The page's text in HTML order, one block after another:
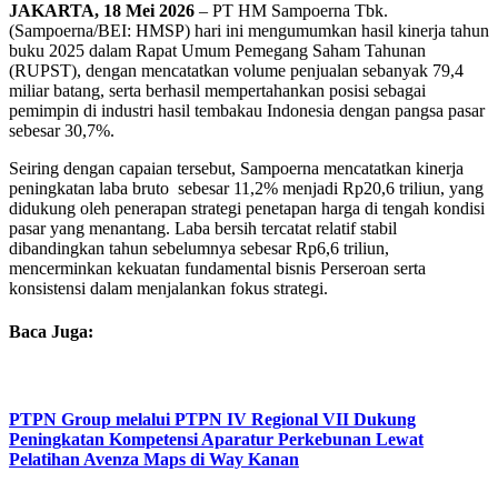
JAKARTA, 18 Mei 2026 – PT HM Sampoerna Tbk.
(Sampoerna/BEI: HMSP) hari ini mengumumkan hasil kinerja tahun
buku 2025 dalam Rapat Umum Pemegang Saham Tahunan
(RUPST), dengan mencatatkan volume penjualan sebanyak 79,4
miliar batang, serta berhasil mempertahankan posisi sebagai
pemimpin di industri hasil tembakau Indonesia dengan pangsa pasar
sebesar 30,7%.
Seiring dengan capaian tersebut, Sampoerna mencatatkan kinerja
peningkatan laba bruto sebesar 11,2% menjadi Rp20,6 triliun, yang
didukung oleh penerapan strategi penetapan harga di tengah kondisi
pasar yang menantang. Laba bersih tercatat relatif stabil
dibandingkan tahun sebelumnya sebesar Rp6,6 triliun,
mencerminkan kekuatan fundamental bisnis Perseroan serta
konsistensi dalam menjalankan fokus strategi.
Baca Juga:
PTPN Group melalui PTPN IV Regional VII Dukung
Peningkatan Kompetensi Aparatur Perkebunan Lewat
Pelatihan Avenza Maps di Way Kanan